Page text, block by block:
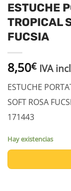
ESTUCHE
TROPICAL
FUCSIA
8,50€ IVA
ESTUCHE
SOFT ROSA
171443
Hay existencias